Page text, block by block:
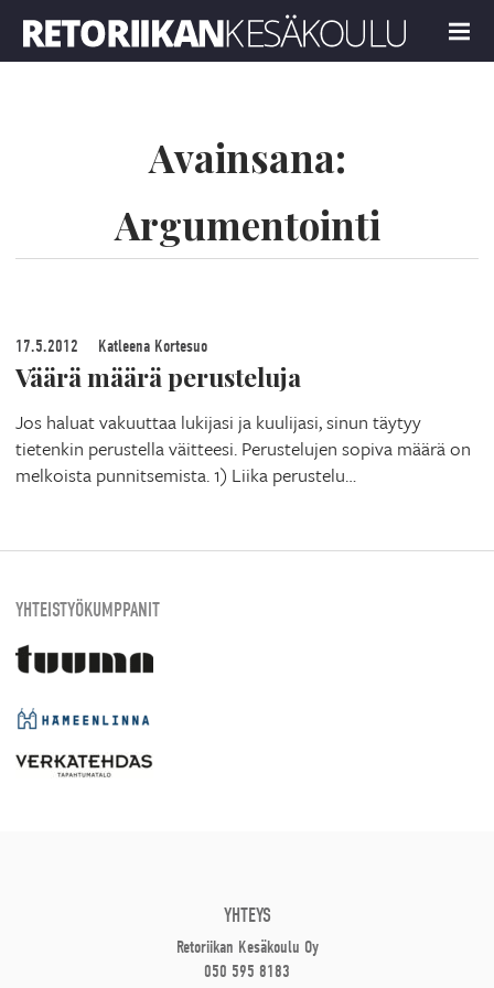
MENU
Avainsana:
Argumentointi
17.5.2012 Katleena Kortesuo
Väärä määrä perusteluja
Jos haluat vakuuttaa lukijasi ja kuulijasi, sinun täytyy
tietenkin perustella väitteesi. Perustelujen sopiva määrä on
melkoista punnitsemista. 1) Liika perustelu…
YHTEISTYÖKUMPPANIT
YHTEYS
Retoriikan Kesäkoulu Oy
050 595 8183